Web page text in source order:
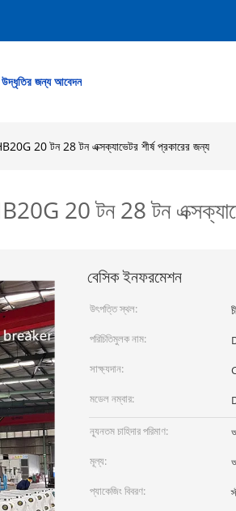
উদ্ধৃতির জন্য আবেদন
20 টন 28 টন এক্সক্যাভেটর শীর্ষ প্রকারের জন্য
20 টন 28 টন
বেসিক ইনফরমেশন
উৎপত্তি স্থল:
পরিচিতিমুলক নাম:
সাক্ষ্যদান:
মডেল নম্বার:
ন্যূনতম চাহিদার পরিমাণ:
মূল্য:
প্যাকেজিং বিবরণ: